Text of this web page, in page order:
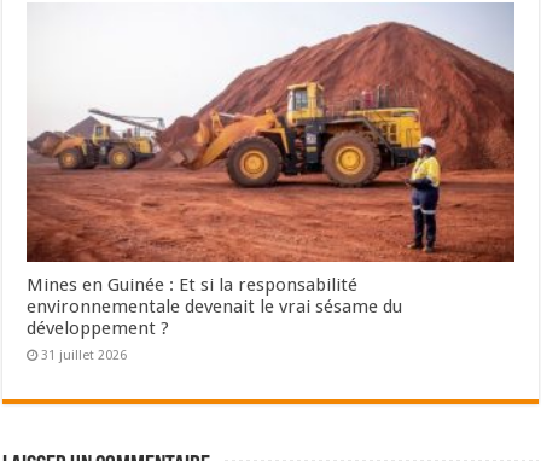
Mines en Guinée : Et si la responsabilité
environnementale devenait le vrai sésame du
développement ?
31 juillet 2026